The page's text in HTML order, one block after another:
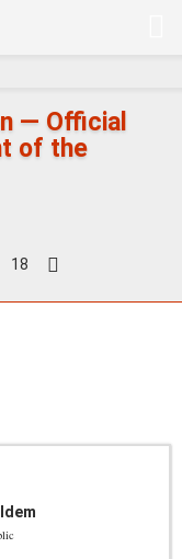
— Official
of the
18